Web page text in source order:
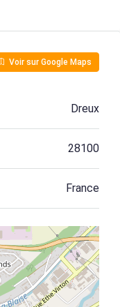
Voir sur Google Maps
Dreux
28100
France